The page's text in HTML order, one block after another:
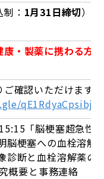
： 1月31日締切）
・製薬に携わる方
確認いただけます。
「脳梗塞超急性
梗塞への血栓溶解
診断と血栓溶解薬の
概要と事務連絡